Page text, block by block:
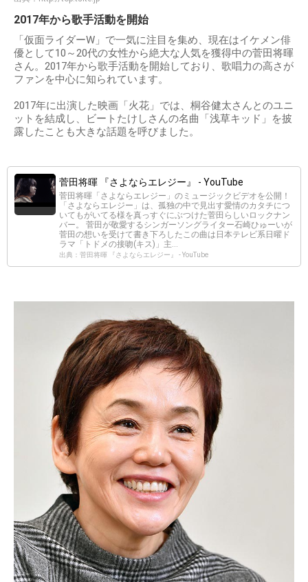
2017年から歌手活動を開始
「仮面ライダーW」で一気に注目を集め、現在はイケメン俳
優として10～20代の女性から絶大な人気を獲得中の菅田将暉
さん。2017年から歌手活動を開始しており、歌唱力の高さが
ファンを中心に知られています。
2017年に出演した映画「火花」では、桐谷健太さんとのユニ
ットを結成し、ビートたけしさんの名曲「浅草キッド」を披
露したことも大きな話題を呼びました。
菅田将暉 『さよならエレジー』 - YouTube
菅田将暉「さよならエレジー」のミュージックビデオを公開！
「さよならエレジー」は、孤独の中で見出す愛情のカタチにつ
いてもがいてる様を真っすぐにぶつけた菅田らしいロックナン
バー。 菅田が敬愛するシンガーソングライター石崎ひゅーいが
菅田の想いを受けて書き下ろしたこの曲は日本テレビ系日曜ド
ラマ「トドメの接吻(キス)」主...
出典：菅田将暉 『さよならエレジー』 - YouTube